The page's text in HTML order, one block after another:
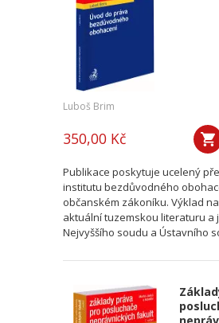
Luboš Brim
350,00 Kč
Publikace poskytuje ucelený
institutu bezdůvodného
občanském zákoníku. Výklad
aktuální tuzemskou literaturu a
Nejvyššího soudu a Ústavního